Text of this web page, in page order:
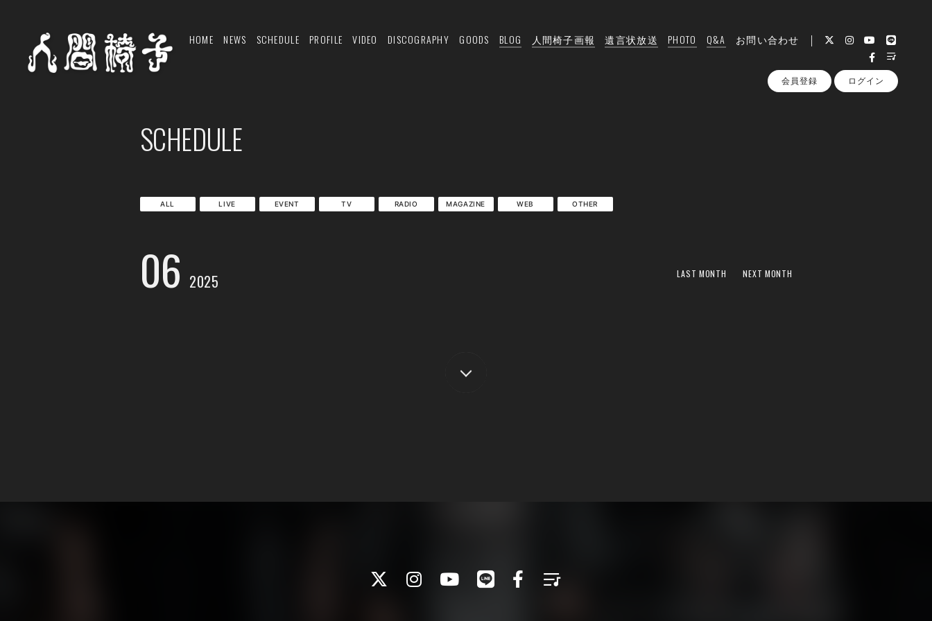
HOME NEWS SCHEDULE PROFILE VIDEO DISCOGRAPHY GOODS BLOG 人間椅子画報 遺言状放送 PHOTO Q&A お問い合わせ
会員登録 ログイン
SCHEDULE
ALL LIVE EVENT TV RADIO MAGAZINE WEB OTHER
06 2025 LAST MONTH NEXT MONTH